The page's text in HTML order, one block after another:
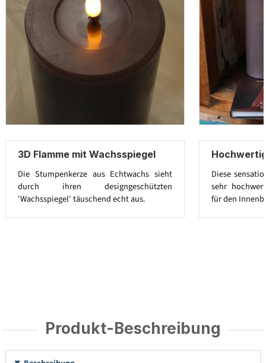
3D Flamme mit Wachsspiegel
Die Stumpenkerze aus Echtwachs sieht
durch ihren designgeschützten
'Wachsspiegel' täuschend echt aus.
Diese
sehr
für den
Produkt-Beschreibung